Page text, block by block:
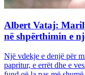
Albert Vataj:
në shpërthimin e
Një vdekje e denjë për
papritur, e errët dhe e